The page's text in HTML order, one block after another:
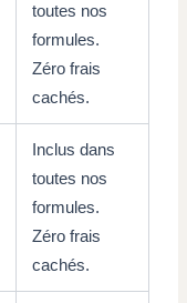
toutes nos
formules.
Zéro frais
cachés.
Inclus dans
toutes nos
formules.
Zéro frais
cachés.